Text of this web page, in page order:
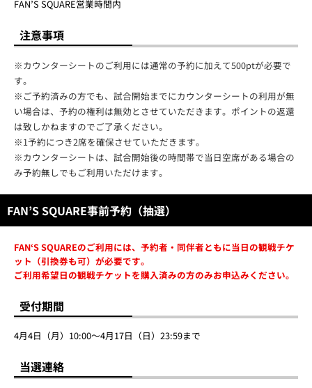
FAN’S SQUARE営業時間内
注意事項
※カウンターシートのご利用には通常の予約に加えて500ptが必要で
す。
※ご予約済みの方でも、試合開始までにカウンターシートの利用が無
い場合は、予約の権利は無効とさせていただきます。ポイントの返還
は致しかねますのでご了承ください。
※1予約につき2席を確保させていただきます。
※カウンターシートは、試合開始後の時間帯で当日空席がある場合の
み予約無しでもご利用いただけます。
FAN’S SQUARE事前予約（抽選）
FAN‘S SQUAREのご利用には、予約者・同伴者ともに当日の観戦チケ
ット（引換券も可）が必要です。
ご利用希望日の観戦チケットを購入済みの方のみお申込みください。
受付期間
4月4日（月）10:00～4月17日（日）23:59まで
当選連絡